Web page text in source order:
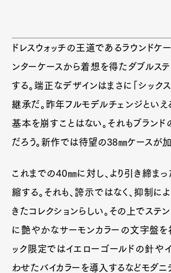
ドレスウォッチの王道であるラウンドケ
ンターケースから着想を得たダブルス
する。端正なデザインはまさに「シック
継承だ。昨年フルモデルチェンジといえ
基本を崩すことはない。それもブラン
だろう。新作では待望の38㎜ケースが加
これまでの40㎜に対し、より引き締ま
縮する。それも、誇示ではなく、抑制に
きたコレクションらしい。その上でステ
に艶やかなサーモンカラーの文字盤を
ック限定ではイエローゴールドの針や
わせたバイカラーを導入するなどモダニ